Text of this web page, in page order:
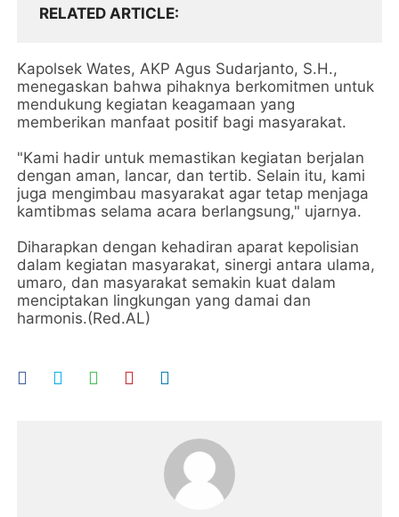
RELATED ARTICLE
Kapolsek Wates, AKP Agus Sudarjanto, S.H.,
menegaskan bahwa pihaknya berkomitmen untuk
mendukung kegiatan keagamaan yang
memberikan manfaat positif bagi masyarakat.
"Kami hadir untuk memastikan kegiatan berjalan
dengan aman, lancar, dan tertib. Selain itu, kami
juga mengimbau masyarakat agar tetap menjaga
kamtibmas selama acara berlangsung," ujarnya.
Diharapkan dengan kehadiran aparat kepolisian
dalam kegiatan masyarakat, sinergi antara ulama,
umaro, dan masyarakat semakin kuat dalam
menciptakan lingkungan yang damai dan
harmonis.(Red.AL)